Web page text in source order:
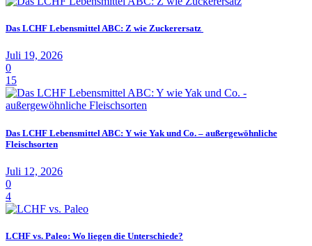
Das LCHF Lebensmittel ABC: Z wie Zuckerersatz
Juli 19, 2026
0
15
Das LCHF Lebensmittel ABC: Y wie Yak und Co. – außergewöhnliche
Fleischsorten
Juli 12, 2026
0
4
LCHF vs. Paleo: Wo liegen die Unterschiede?